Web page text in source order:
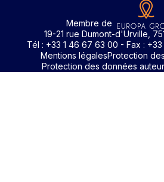
Membre de
19-21 rue Dumont-d'Urville,
Tél : +33 1 46 67 63 00 - Fax : +33
Mentions légalesProtection
Protection des données